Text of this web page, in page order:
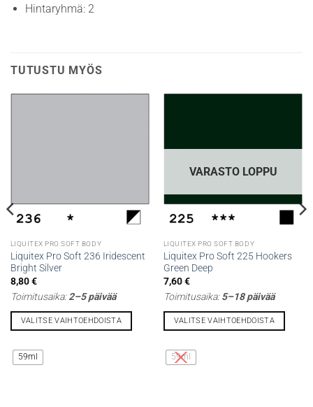
Hintaryhmä: 2
TUTUSTU MYÖS
LIQUITEX PRO SOFT BODY
Liquitex Pro Soft 236 Iridescent
Bright Silver
8,80€
Toimitusaika:2–5 päivää
VALITSE VAIHTOEHDOISTA
tuotteella
on
59ml
VARASTO LOPPU
LIQUITEX PRO SOFT BODY
Liquitex Pro Soft 225 Hookers
Green Deep
7,60€
Toimitusaika:5–18 päivää
VALITSE VAIHTOEHDOISTA
tuotteella
on
59ml